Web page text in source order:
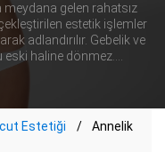
gelen rahatsız
estetik işlemler
adlandırılır. Gebelik ve
haline dönmez....
Estetiği
Annelik